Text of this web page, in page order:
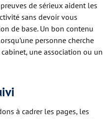
de sérieux aident les
sans devoir vous
de base. Un bon contenu
personne cherche
une association ou un
à cadrer les pages, les